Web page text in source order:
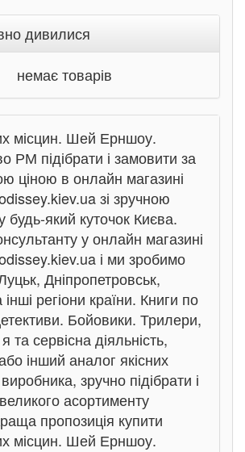
дивилися
немає товарів
місцин. Шей Ерншоу.
РМ підібрати і замовити за
ціною в онлайн магазині
зі зручною
будь-який куточок Києва.
у онлайн магазині
і ми зробимо
Дніпропетровськ,
регіони країни. Книги по
Бойовики. Трилери,
та сервісна діяльність,
інший аналог якісних
зручно підібрати і
асортименту
пропозиція купити
місцин. Шей Ерншоу.